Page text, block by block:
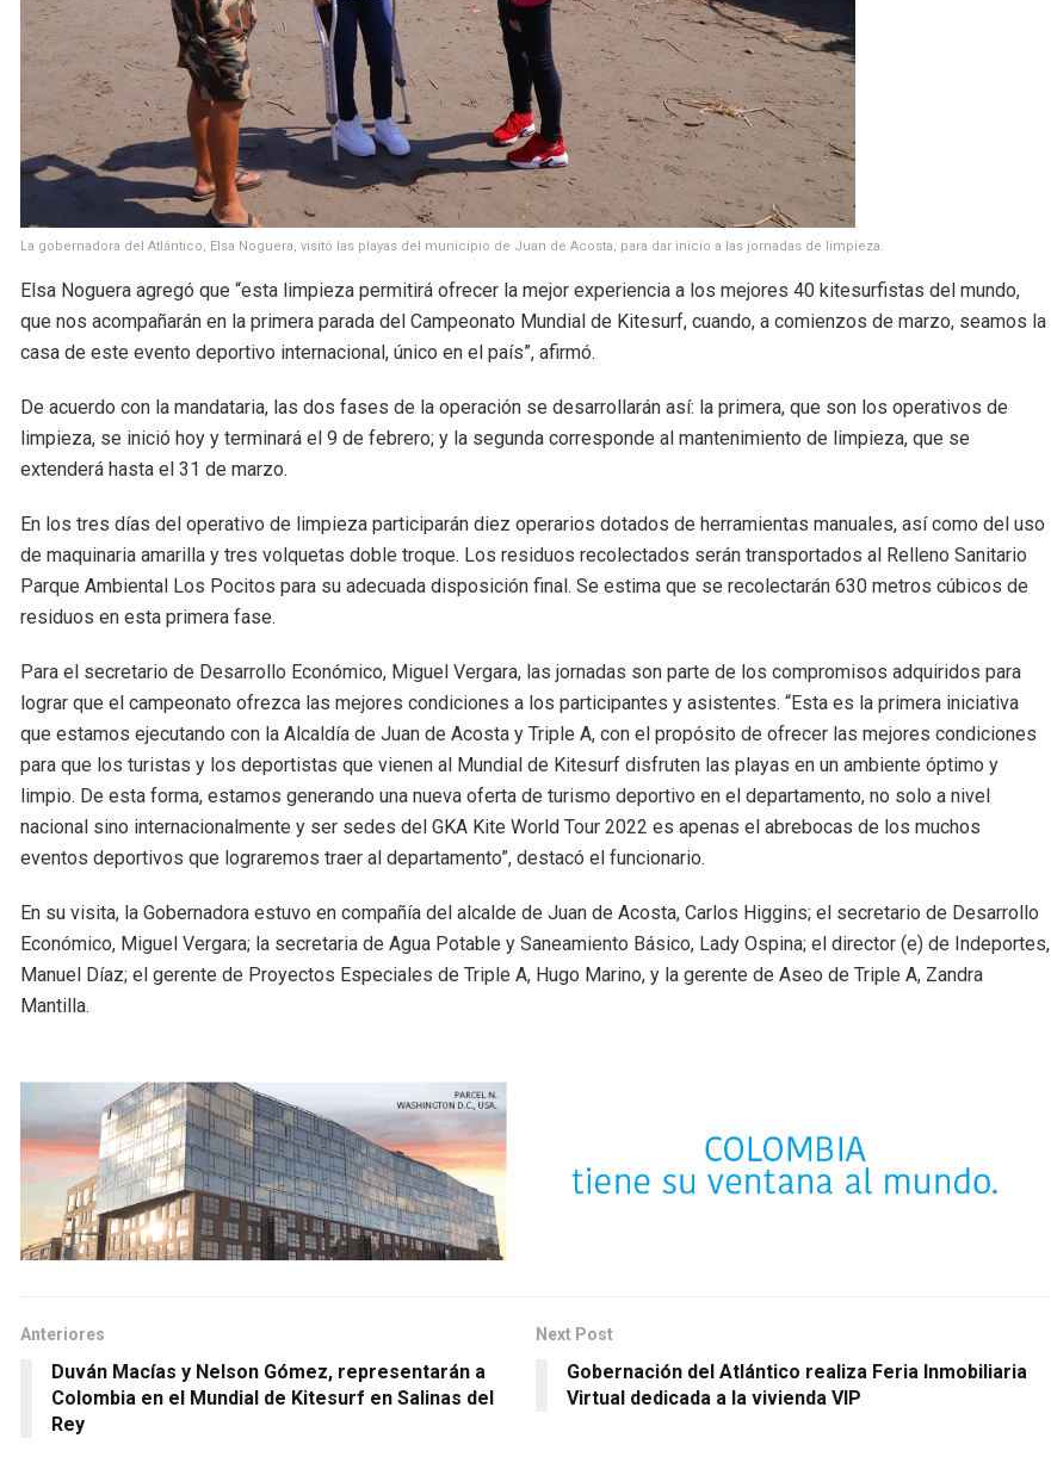
La gobernadora del Atlántico, Elsa Noguera, visitó las playas del municipio de Juan de Acosta, para dar inicio a las jornadas de limpieza.
Elsa Noguera agregó que “esta limpieza permitirá ofrecer la mejor experiencia a los mejores 40 kitesurfistas del mundo,
que nos acompañarán en la primera parada del Campeonato Mundial de Kitesurf, cuando, a comienzos de marzo, seamos la
casa de este evento deportivo internacional, único en el país”, afirmó.
De acuerdo con la mandataria, las dos fases de la operación se desarrollarán así: la primera, que son los operativos de
limpieza, se inició hoy y terminará el 9 de febrero; y la segunda corresponde al mantenimiento de limpieza, que se
extenderá hasta el 31 de marzo.
En los tres días del operativo de limpieza participarán diez operarios dotados de herramientas manuales, así como del uso
de maquinaria amarilla y tres volquetas doble troque. Los residuos recolectados serán transportados al Relleno Sanitario
Parque Ambiental Los Pocitos para su adecuada disposición final. Se estima que se recolectarán 630 metros cúbicos de
residuos en esta primera fase.
Para el secretario de Desarrollo Económico, Miguel Vergara, las jornadas son parte de los compromisos adquiridos para
lograr que el campeonato ofrezca las mejores condiciones a los participantes y asistentes. “Esta es la primera iniciativa
que estamos ejecutando con la Alcaldía de Juan de Acosta y Triple A, con el propósito de ofrecer las mejores condiciones
para que los turistas y los deportistas que vienen al Mundial de Kitesurf disfruten las playas en un ambiente óptimo y
limpio. De esta forma, estamos generando una nueva oferta de turismo deportivo en el departamento, no solo a nivel
nacional sino internacionalmente y ser sedes del GKA Kite World Tour 2022 es apenas el abrebocas de los muchos
eventos deportivos que lograremos traer al departamento”, destacó el funcionario.
En su visita, la Gobernadora estuvo en compañía del alcalde de Juan de Acosta, Carlos Higgins; el secretario de Desarrollo
Económico, Miguel Vergara; la secretaria de Agua Potable y Saneamiento Básico, Lady Ospina; el director (e) de Indeportes,
Manuel Díaz; el gerente de Proyectos Especiales de Triple A, Hugo Marino, y la gerente de Aseo de Triple A, Zandra
Mantilla.
Anteriores
Duván Macías y Nelson Gómez, representarán a
Colombia en el Mundial de Kitesurf en Salinas del
Rey
Next Post
Gobernación del Atlántico realiza Feria Inmobiliaria
Virtual dedicada a la vivienda VIP